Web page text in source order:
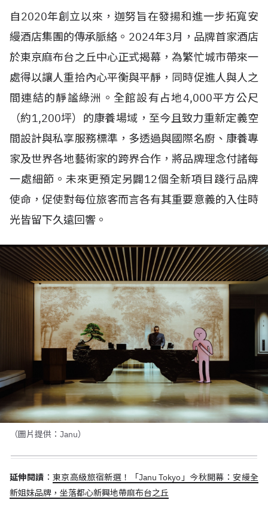
自2020年創立以來，迦努旨在發揚和進一步拓寬安
縵酒店集團的傳承脈絡。2024年3月，品牌首家酒店
於東京麻布台之丘中心正式揭幕，為繁忙城市帶來一
處得以讓人重拾內心平衡與平靜，同時促進人與人之
間連結的靜謐綠洲。全館設有占地4,000平方公尺
（約1,200坪）的康養場域，至今且致力重新定義空
間設計與私享服務標準，多透過與國際名廚、康養專
家及世界各地藝術家的跨界合作，將品牌理念付諸每
一處細節。未來更預定另闢12個全新項目踐行品牌
使命，促使對每位旅客而言各有其重要意義的入住時
光皆留下久遠回響。
（圖片提供：Janu）
延伸閱讀 ：東京高級旅宿新選！「Janu Tokyo」今秋開幕：安縵全
新姐妹品牌，坐落都心新興地帶麻布台之丘